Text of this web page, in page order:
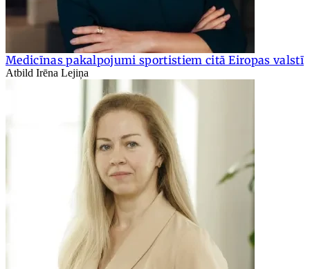
Medicīnas pakalpojumi sportistiem citā Eiropas valstī
Atbild Irēna Lejiņa